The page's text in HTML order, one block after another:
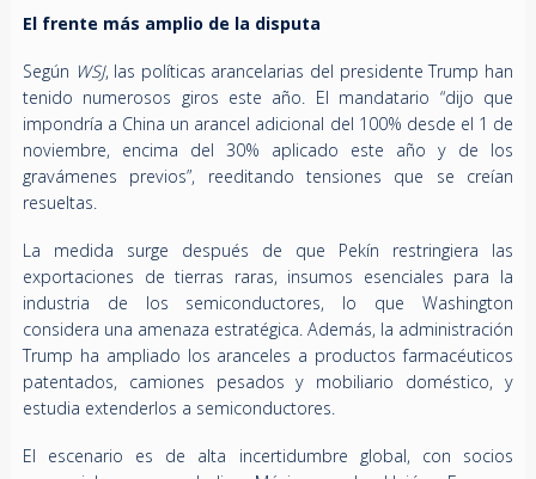
El frente más amplio de la disputa
Según WSJ, las políticas arancelarias del presidente Trump han
tenido numerosos giros este año. El mandatario “dijo que
impondría a China un arancel adicional del 100% desde el 1 de
noviembre, encima del 30% aplicado este año y de los
gravámenes previos”, reeditando tensiones que se creían
resueltas.
La medida surge después de que Pekín restringiera las
exportaciones de tierras raras, insumos esenciales para la
industria de los semiconductores, lo que Washington
considera una amenaza estratégica. Además, la administración
Trump ha ampliado los aranceles a productos farmacéuticos
patentados, camiones pesados y mobiliario doméstico, y
estudia extenderlos a semiconductores.
El escenario es de alta incertidumbre global, con socios